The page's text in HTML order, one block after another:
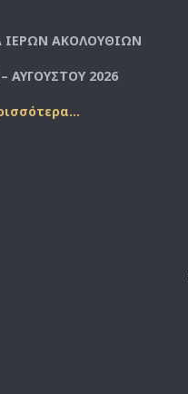
ΑΚΟΛΟΥΘΙΩΝ
ΑΥΓΟΥΣΤΟΥ 2026